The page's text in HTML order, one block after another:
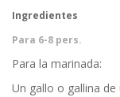
Ingredientes
Para 6-8 pers.
Para la marinada:
Un gallo o gallina